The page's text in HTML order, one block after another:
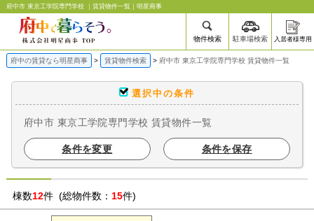
府中市 東京工学院専門学校 ｜賃貸物件一覧｜明星商事
物件検索 駐車場検索 入居者様専用
府中の賃貸なら明星商事 賃貸物件検索 府中市 東京工学院専門学校 賃貸物件一覧
選択中の条件
府中市 東京工学院専門学校 賃貸物件一覧
条件を変更 条件を保存
棟数12件 (総物件数： 15件)